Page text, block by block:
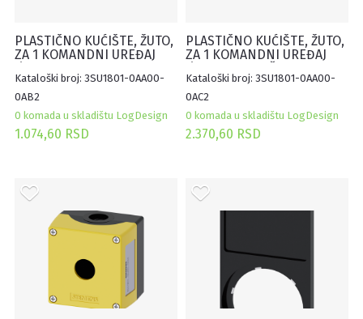
PLASTIČNO KUĆIŠTE, ŽUTO,
ZA 1 KOMANDNI UREĐAJ
ZA OZNAKU
Kataloški broj: 3SU1801-0AA00-
0AB2
0 komada u skladištu LogDesign
1.074,60 RSD
PLASTIČNO KUĆIŠTE, ŽUTO,
ZA 1 KOMANDNI UREĐAJ
Kataloški broj: 3SU1801-0AA00-
0AC2
0 komada u skladištu LogDesign
2.370,60 RSD